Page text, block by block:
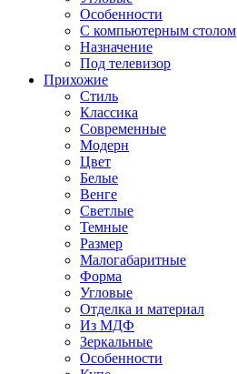
Особенности
С компьютерным столом
Назначение
Под телевизор
Прихожие
Стиль
Классика
Современные
Модерн
Цвет
Белые
Венге
Светлые
Темные
Размер
Малогабаритные
Форма
Угловые
Отделка и материал
Из МДФ
Зеркальные
Особенности